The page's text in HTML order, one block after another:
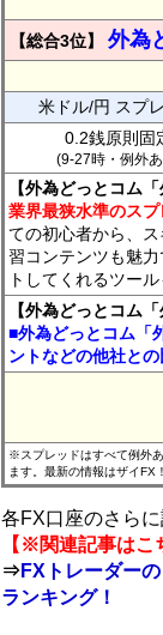
【総合3位】 外為
米ドル/円 スプ
0.2銭原則固
(9-27時・例外
【外為どっとコム
業界最狭水準のス
ての初心者から、
習コンテンツも魅
トしてくれるツー
【外為どっとコム
■外為どっとコム「
ントなどの他社と
※スプレッドはすべて例外
ます。最新の情報はザイFX
各FX口座のさら
【※関連記事はこ
⇒FXトレーダー
ランキング！